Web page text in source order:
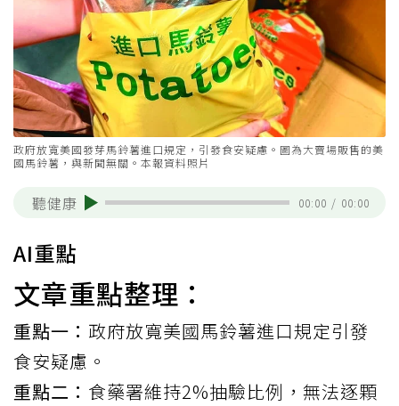
政府放寬美國發芽馬鈴薯進口規定，引發食安疑慮。圖為大賣場販售的美
國馬鈴薯，與新聞無關。本報資料照片
聽健康 00:00 / 00:00
AI重點
文章重點整理：
重點一： 政府放寬美國馬鈴薯進口規定引發
食安疑慮。
重點二： 食藥署維持2%抽驗比例，無法逐顆